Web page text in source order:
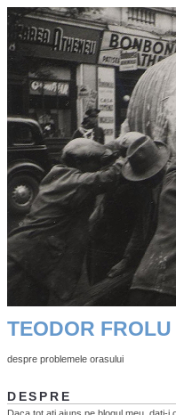
TEODOR FROLU
despre problemele orasului
DESPRE